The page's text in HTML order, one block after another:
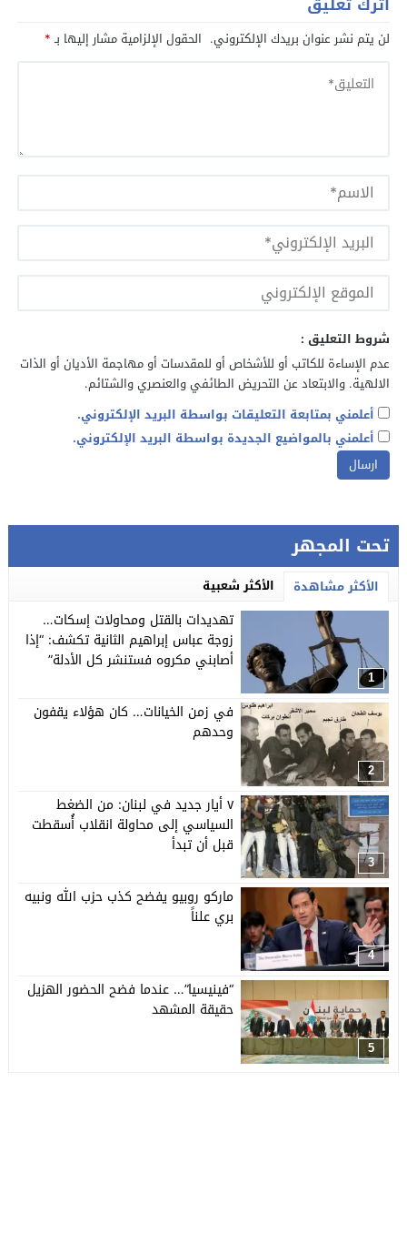
لن يتم نشر عنوان بريدك الإلكتروني. الحقول الإلزامية مشار إليها بـ*
شروط التعليق :
عدم الإساءة للكاتب أو للأشخاص أو للمقدسات أو مهاجمة الأديان أو الذات
الالهية. والابتعاد عن التحريض الطائفي والعنصري والشتائم.
أعلمني بمتابعة التعليقات بواسطة البريد الإلكتروني.
أعلمني بالمواضيع الجديدة بواسطة البريد الإلكتروني.
تحت المجهر
الأكثر مشاهدة الأكثر شعبية
1
تهديدات بالقتل ومحاولات إسكات…
زوجة عباس إبراهيم الثانية تكشف: “إذا
أصابني مكروه فستنشر كل الأدلة”
2
في زمن الخيانات… كان هؤلاء يقفون
وحدهم
3
٧ أيار جديد في لبنان: من الضغط
السياسي إلى محاولة انقلاب أُسقطت
قبل أن تبدأ
4
ماركو روبيو يفضح كذب حزب الله ونبيه
بري علناً
5
“فينيسيا”… عندما فضح الحضور الهزيل
حقيقة المشهد